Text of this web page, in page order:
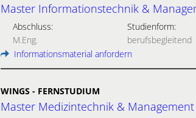
Master Informationstechnik &
Abschluss:
M.Eng.
Studienform:
berufsbegleitend
Informationsmaterial anfordern
WINGS - FERNSTUDIUM
Master Medizintechnik & Management